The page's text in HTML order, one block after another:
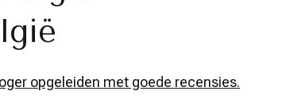
opgeleiden met goede recensies.